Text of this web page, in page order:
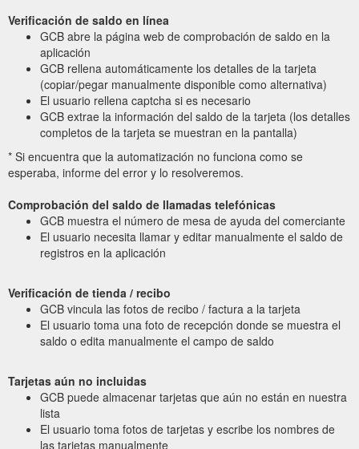
Verificación de saldo en línea
GCB abre la página web de comprobación de saldo en la
aplicación
GCB rellena automáticamente los detalles de la tarjeta
(copiar/pegar manualmente disponible como alternativa)
El usuario rellena captcha si es necesario
GCB extrae la información del saldo de la tarjeta (los detalles
completos de la tarjeta se muestran en la pantalla)
* Si encuentra que la automatización no funciona como se
esperaba, informe del error y lo resolveremos.
Comprobación del saldo de llamadas telefónicas
GCB muestra el número de mesa de ayuda del comerciante
El usuario necesita llamar y editar manualmente el saldo de
registros en la aplicación
Verificación de tienda / recibo
GCB vincula las fotos de recibo / factura a la tarjeta
El usuario toma una foto de recepción donde se muestra el
saldo o edita manualmente el campo de saldo
Tarjetas aún no incluidas
GCB puede almacenar tarjetas que aún no están en nuestra
lista
El usuario toma fotos de tarjetas y escribe los nombres de
las tarjetas manualmente